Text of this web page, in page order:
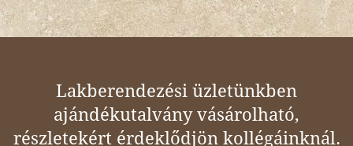
Lakberendezési üzletünkben
ajándékutalvány vásárolható,
részletekért érdeklődjön kollégáinknál.